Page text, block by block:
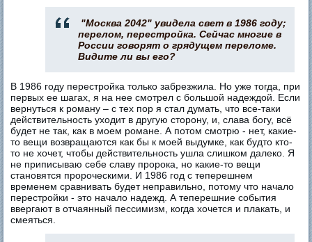
"Москва 2042" увидела свет в 1986 году;
перелом, перестройка. Сейчас многие в
России говорят о грядущем переломе.
Видите ли вы его?
В 1986 году перестройка только забрезжила. Но уже тогда, при
первых ее шагах, я на нее смотрел с большой надеждой. Если
вернуться к роману – с тех пор я стал думать, что все-таки
действительность уходит в другую сторону, и, слава богу, всё
будет не так, как в моем романе. А потом смотрю - нет, какие-
то вещи возвращаются как бы к моей выдумке, как будто кто-
то не хочет, чтобы действительность ушла слишком далеко. Я
не приписываю себе славу пророка, но какие-то вещи
становятся пророческими. И 1986 год с теперешнем
временем сравнивать будет неправильно, потому что начало
перестройки - это начало надежд. А теперешние события
ввергают в отчаянный пессимизм, когда хочется и плакать, и
смеяться.